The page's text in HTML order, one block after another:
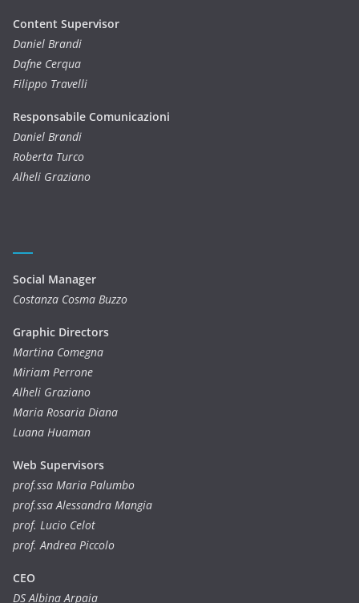
Content Supervisor
Daniel Brandi
Dafne Cerqua
Filippo Travelli
Responsabile Comunicazioni
Daniel Brandi
Roberta Turco
Alheli Graziano
Social Manager
Costanza Cosma Buzzo
Graphic Directors
Martina Comegna
Miriam Perrone
Alheli Graziano
Maria Rosaria Diana
Luana Huaman
Web Supervisors
prof.ssa Maria Palumbo
prof.ssa Alessandra Mangia
prof. Lucio Celot
prof. Andrea Piccolo
CEO
DS Albina Arpaia